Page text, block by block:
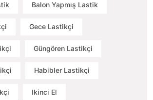
Balon Yapmış Lastik
Gece Lastikçi
Güngören Lastikçi
Habibler Lastikçi
Ikinci El